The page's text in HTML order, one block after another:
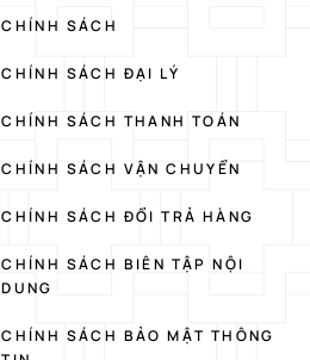
CHÍNH SÁCH
CHÍNH SÁCH ĐẠI LÝ
CHÍNH SÁCH THANH TOÁN
CHÍNH SÁCH VẬN CHUYỂN
CHÍNH SÁCH ĐỔI TRẢ HÀNG
CHÍNH SÁCH BIÊN TẬP NỘI
DUNG
CHÍNH SÁCH BẢO MẬT THÔNG